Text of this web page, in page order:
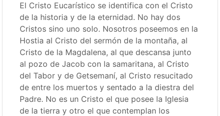
El Cristo Eucarístico se identifica con el Cristo
de la historia y de la eternidad. No hay dos
Cristos sino uno solo. Nosotros poseemos en la
Hostia al Cristo del sermón de la montaña, al
Cristo de la Magdalena, al que descansa junto
al pozo de Jacob con la samaritana, al Cristo
del Tabor y de Getsemaní, al Cristo resucitado
de entre los muertos y sentado a la diestra del
Padre. No es un Cristo el que posee la Iglesia
de la tierra y otro el que contemplan los